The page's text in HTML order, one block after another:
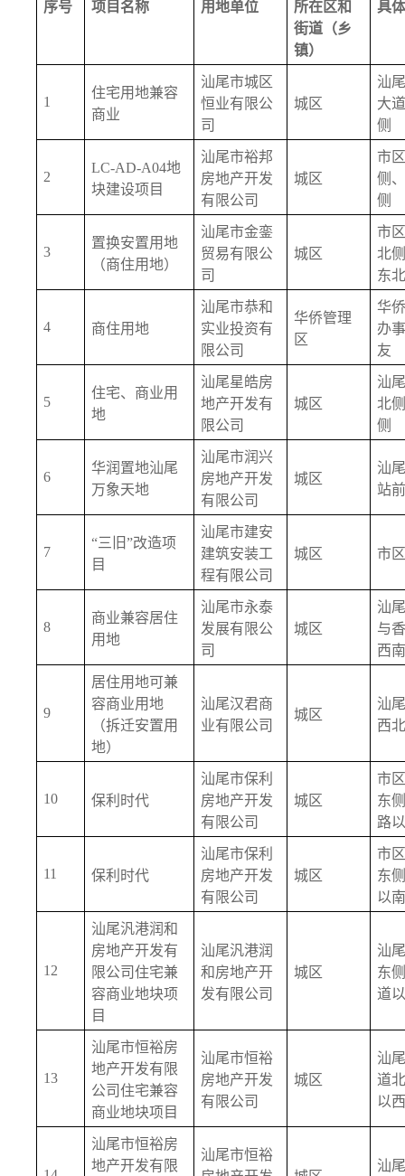
序号 项目名称 用地单位
所在区和
街道（乡
镇）
具
1
住宅用地兼容
商业
汕尾市城区
恒业有限公
司
城区
汕
大
侧
2
LC-AD-A04地
块建设项目
汕尾市裕邦
房地产开发
有限公司
城区
市
侧
侧
3
置换安置用地
（商住用地）
汕尾市金銮
贸易有限公
司
城区
市
北
东
4 商住用地
汕尾市恭和
实业投资有
限公司
华侨管理
区
华
办
友
5
住宅、商业用
地
汕尾星皓房
地产开发有
限公司
城区
汕
北
侧
6
华润置地汕尾
万象天地
汕尾市润兴
房地产开发
有限公司
城区
汕
站
7
“三旧”改造项
目
汕尾市建安
建筑安装工
程有限公司
城区 市
8
商业兼容居住
用地
汕尾市永泰
发展有限公
司
城区
汕
与
西
9
居住用地可兼
容商业用地
（拆迁安置用
地）
汕尾汉君商
业有限公司
城区
汕
西
10 保利时代
汕尾市保利
房地产开发
有限公司
城区
市
东
路
11 保利时代
汕尾市保利
房地产开发
有限公司
城区
市
东
以南
12
汕尾汎港润和
房地产开发有
限公司住宅兼
容商业地块项
目
汕尾汎港润
和房地产开
发有限公司
城区
汕
东
道
13
汕尾市恒裕房
地产开发有限
公司住宅兼容
商业地块项目
汕尾市恒裕
房地产开发
有限公司
城区
汕
道
以西
汕尾市恒裕房
地产开发有限
汕尾市恒裕
汕